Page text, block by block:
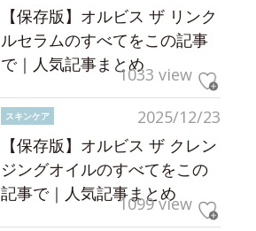
【保存版】オルビス ザ リンク
ルセラムのすべてをこの記事
で｜人気記事まとめ1033 view
2025/12/23
スキンケア
【保存版】オルビス ザ クレン
ジングオイルのすべてをこの
記事で｜人気記事まとめ
1099 view